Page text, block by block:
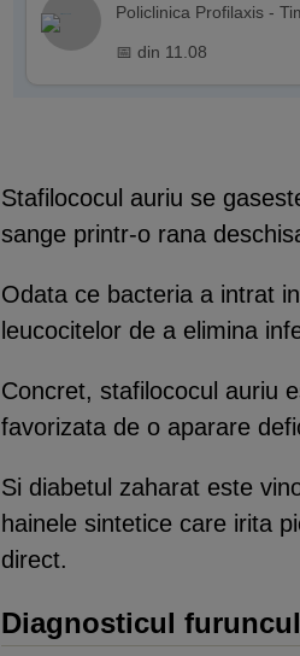
Policlinica Profilaxis -
📅 din 11.08
Stafilococul auriu se
sange printr-o rana
Odata ce bacteria a intrat
leucocitelor de a elimina
Concret, stafilococul auriu
favorizata de o aparare
Si diabetul zaharat este
hainele sintetice care irita
direct.
Diagnosticul